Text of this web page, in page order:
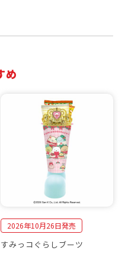
め
2026年10月26日発売
すみっコぐらしブーツ